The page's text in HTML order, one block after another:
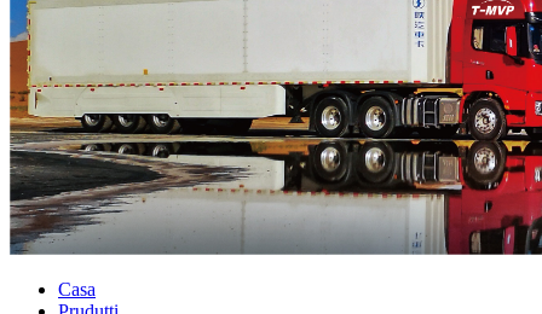
Casa